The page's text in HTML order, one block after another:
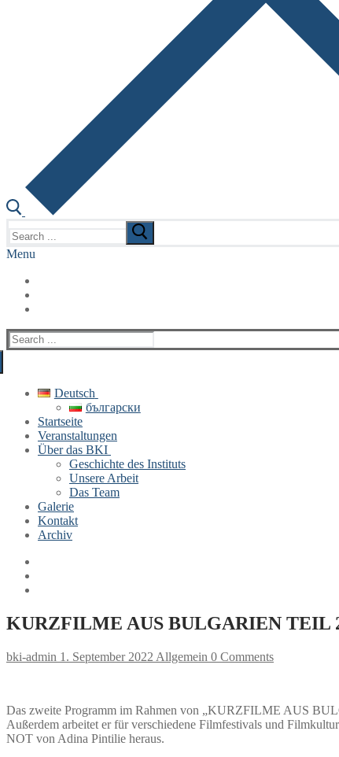
for:
Menu
Search
for:
Deutsch
български
Startseite
Veranstaltungen
Über das BKI
Geschichte des Instituts
Unsere Arbeit
Das Team
Galerie
Kontakt
Archiv
KURZFILME AUS BULGARIEN TEIL
bki-admin 1. September 2022 Allgemein 0 Comments
Das zweite Programm im Rahmen von „KURZFILME AUS
Außerdem arbeitet er für verschiedene Filmfestivals und
NOT von Adina Pintilie heraus.